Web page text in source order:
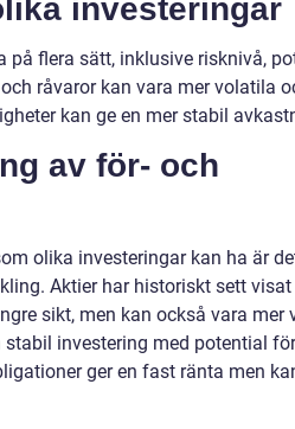
investeringar
på flera sätt, inklusive risknivå,
råvaror kan vara mer volatila
kan ge en mer stabil
av för- och
olika investeringar kan ha är
Aktier har historiskt sett visat
sikt, men kan också vara mer
investering med potential
ger en fast ränta men